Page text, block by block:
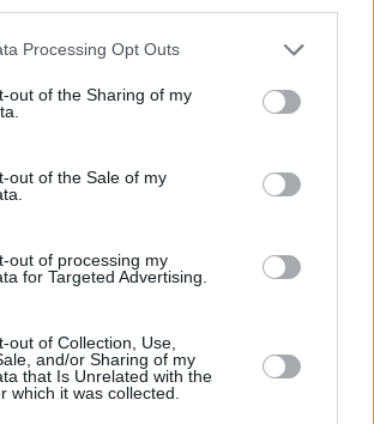
Processing Opt Outs
out of the Sharing of my
out of the Sale of my
out of processing my
for Targeted Advertising.
out of Collection, Use,
and/or Sharing of my
that Is Unrelated with the
which it was collected.
Fr 7.8. 21:05
Death in
Fr 7.8. 23:20